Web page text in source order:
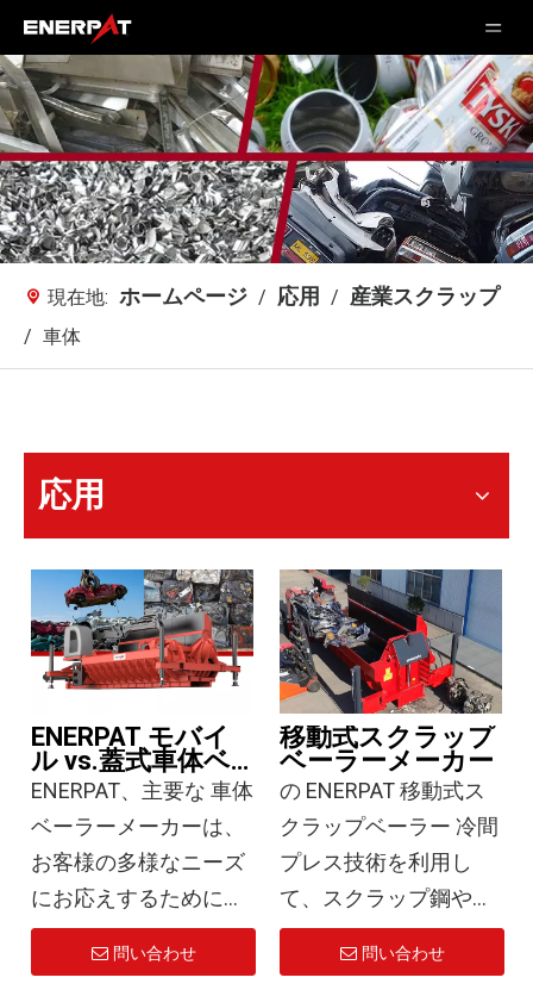
現在地: ホームページ / 応用 / 産業スクラップ
/ 車体
応用
ENERPAT モバイ
ル vs.蓋式車体ベ
ーラー
ENERPAT、主要な 車体
ベーラーメーカーは、
お客様の多様なニーズ
にお応えするために、
移動式カーベーラーと
蓋式カーベーラーの両
問い合わせ
移動式スクラップ
ベーラーメーカー
の ENERPAT 移動式ス
クラップベーラー 冷間
プレス技術を利用し
て、スクラップ鋼や使
用済み車両などの軽量
材料を高密度のベール
問い合わせ